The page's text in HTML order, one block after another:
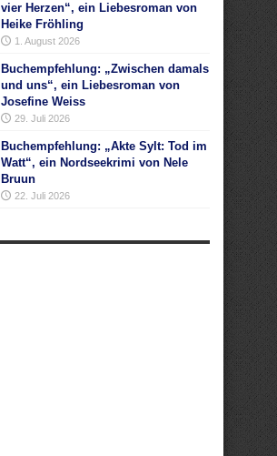
vier Herzen“, ein Liebesroman von
Heike Fröhling
1. August 2026
Buchempfehlung: „Zwischen damals
und uns“, ein Liebesroman von
Josefine Weiss
29. Juli 2026
Buchempfehlung: „Akte Sylt: Tod im
Watt“, ein Nordseekrimi von Nele
Bruun
22. Juli 2026